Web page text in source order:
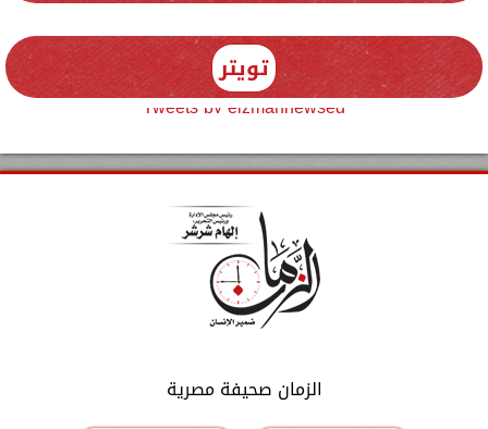
تويتر
Tweets by elzmannewseg
الزمان صحيفة مصرية